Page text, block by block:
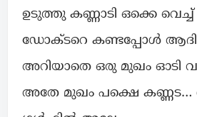
ഉടുത്തു കണ്ണാടി ഒക്കെ
ഡോക്ടറെ കണ്ടപ്പോൾ
അറിയാതെ ഒരു മുഖം ഓടി
അതേ മുഖം പക്ഷെ കണ്ണട…